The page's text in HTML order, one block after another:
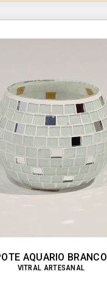
AQUARIO BRANCO
VITRAL ARTESANAL